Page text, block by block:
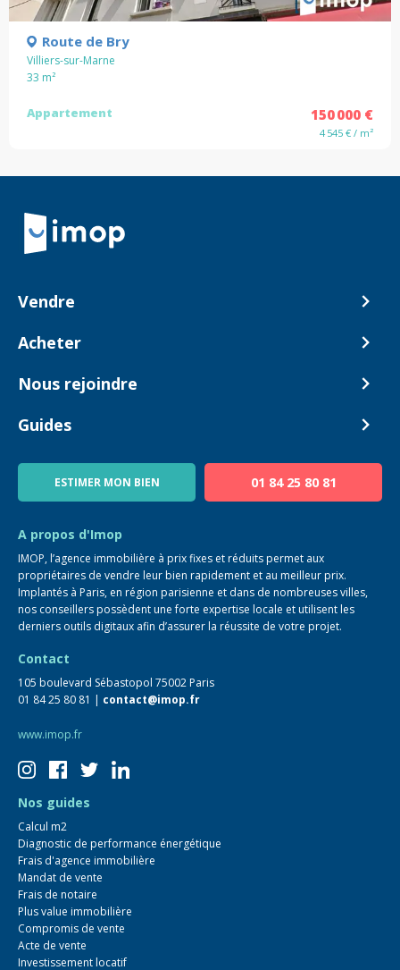
Route de Bry
Villiers-sur-Marne
33 m²
Appartement 150 000 €
4 545 € / m²
Retour à la navigation principale
Vendre
Comment ça marche ?
Acheter
Biens en vente
Nous rejoindre
Devenir Conseiller
Guides
Blog
ESTIMER MON BIEN 01 84 25 80 81
A propos d'Imop
IMOP, l’agence immobilière à prix fixes et réduits permet aux
propriétaires de vendre leur bien rapidement et au meilleur prix.
Implantés à Paris, en région parisienne et dans de nombreuses villes,
nos conseillers possèdent une forte expertise locale et utilisent les
derniers outils digitaux afin d’assurer la réussite de votre projet.
Contact
105 boulevard Sébastopol 75002 Paris
01 84 25 80 81 | contact@imop.fr
www.imop.fr
Nos guides
Calcul m2
Diagnostic de performance énergétique
Frais d'agence immobilière
Mandat de vente
Frais de notaire
Plus value immobilière
Compromis de vente
Acte de vente
Investissement locatif